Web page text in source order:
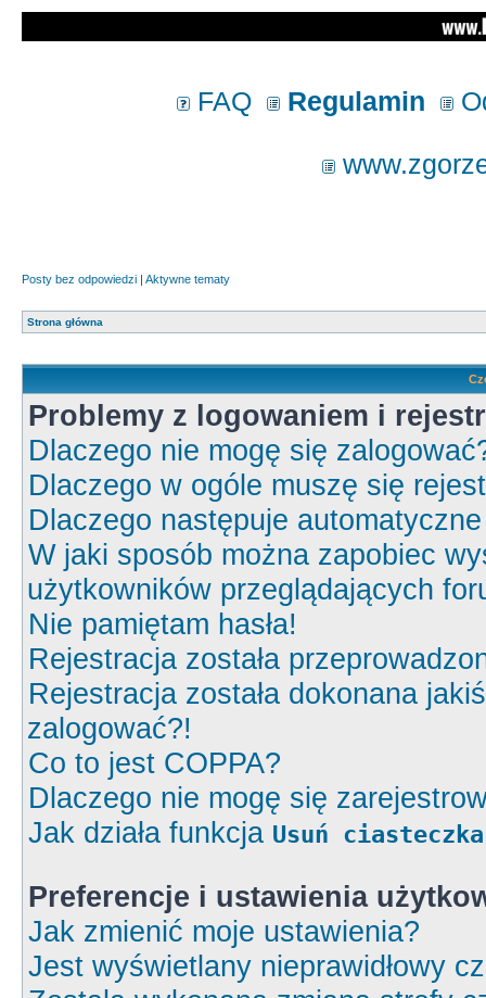
FAQ Regulamin
Posty bez odpowiedzi | Aktywne tematy
Strona główna
Problemy z logowaniem i
Dlaczego nie mogę się
Dlaczego w ogóle muszę się
Dlaczego następuje
W jaki sposób można zapobiec
użytkowników przeglądających
Nie pamiętam hasła!
Rejestracja została
Rejestracja została dokonana
zalogować?!
Co to jest COPPA?
Dlaczego nie mogę się
Jak działa funkcja Usuń
Preferencje i ustawienia
Jak zmienić moje ustawienia?
Jest wyświetlany nieprawidłowy